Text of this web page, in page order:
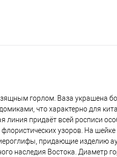
горлом. Ваза украшена
что характерно для
придаёт всей росписи
узоров. На
придающие изделию
наследия Востока. Диаметр